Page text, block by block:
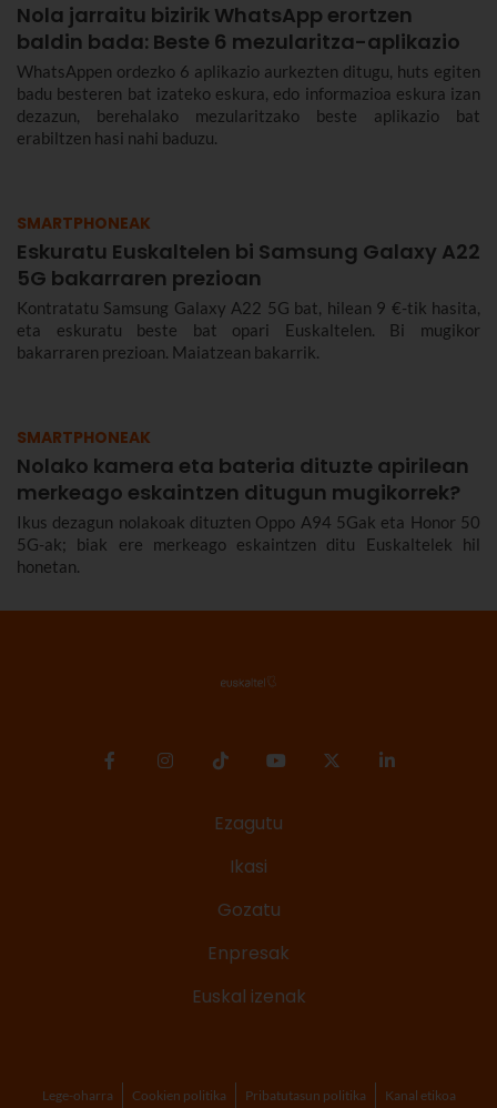
Nola jarraitu bizirik WhatsApp erortzen
baldin bada: Beste 6 mezularitza-aplikazio
WhatsAppen ordezko 6 aplikazio aurkezten ditugu, huts egiten
badu besteren bat izateko eskura, edo informazioa eskura izan
dezazun, berehalako mezularitzako beste aplikazio bat
erabiltzen hasi nahi baduzu.
SMARTPHONEAK
Eskuratu Euskaltelen bi Samsung Galaxy A22
5G bakarraren prezioan
Kontratatu Samsung Galaxy A22 5G bat, hilean 9 €-tik hasita,
eta eskuratu beste bat opari Euskaltelen. Bi mugikor
bakarraren prezioan. Maiatzean bakarrik.
SMARTPHONEAK
Nolako kamera eta bateria dituzte apirilean
merkeago eskaintzen ditugun mugikorrek?
Ikus dezagun nolakoak dituzten Oppo A94 5Gak eta Honor 50
5G-ak; biak ere merkeago eskaintzen ditu Euskaltelek hil
honetan.
Ezagutu
Ikasi
Gozatu
Enpresak
Euskal izenak
Lege-oharra Cookien politika Pribatutasun politika Kanal etikoa